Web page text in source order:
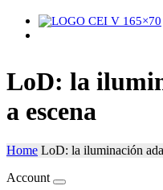
LoD: la
a escena
Home LoD: la iluminación
Account